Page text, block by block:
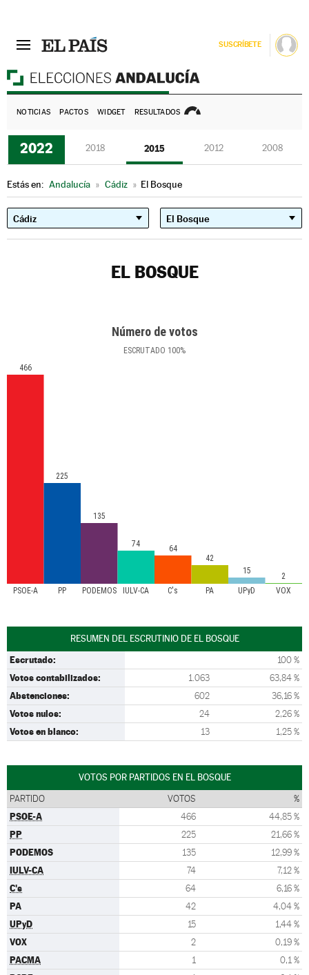
SUSCRÍBETE
NOTICIAS PACTOS WIDGET RESULTADOS
2022 2018 2015 2012 2008
Estás en: Andalucía » Cádiz » El Bosque
EL BOSQUE
Número de votos
ESCRUTADO 100%
PSOE-A PP PODEMOS IULV-CA C's PA UPyD VOX
466
225
135
74
64
42
15
2
RESUMEN DEL ESCRUTINIO DE EL BOSQUE
Escrutado: 100 %
Votos contabilizados: 1.063 63,84 %
Abstenciones: 602 36,16 %
Votos nulos: 24 2,26 %
Votos en blanco: 13 1,25 %
VOTOS POR PARTIDOS EN EL BOSQUE
PARTIDO VOTOS %
PSOE-A 466 44,85 %
PP 225 21,66 %
PODEMOS 135 12,99 %
IULV-CA 74 7,12 %
C's 64 6,16 %
PA 42 4,04 %
UPyD 15 1,44 %
VOX 2 0,19 %
PACMA 1 0,1 %